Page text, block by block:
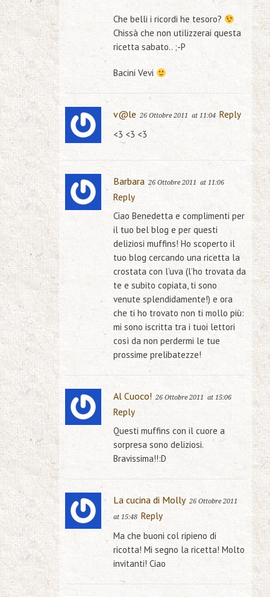
Che belli i ricordi he tesoro?
Chissà che non utilizzerai questa
ricetta sabato.. ;-P
Bacini Vevi
v@le 26 Ottobre 2011 at 11:04 Reply
<3 <3 <3
Barbara 26 Ottobre 2011 at 11:06
Reply
Ciao Benedetta e complimenti per
il tuo bel blog e per questi
deliziosi muffins! Ho scoperto il
tuo blog cercando una ricetta la
crostata con l’uva (l’ho trovata da
te e subito copiata, ti sono
venute splendidamente!) e ora
che ti ho trovato non ti mollo più:
mi sono iscritta tra i tuoi lettori
così da non perdermi le tue
prossime prelibatezze!
Al Cuoco! 26 Ottobre 2011 at 15:06
Reply
Questi muffins con il cuore a
sorpresa sono deliziosi.
Bravissima!!:D
La cucina di Molly 26 Ottobre 2011
at 15:48 Reply
Ma che buoni col ripieno di
ricotta! Mi segno la ricetta! Molto
invitanti! Ciao